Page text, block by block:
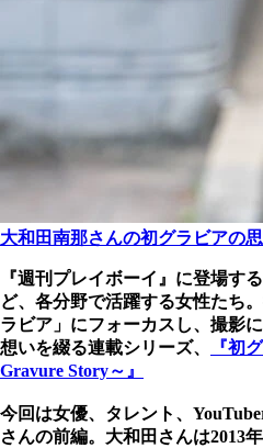
大和田南那さんの初グラビアの
『週刊プレイボーイ』に登場す
ど、各分野で活躍する女性たち
ラビア」にフォーカスし、撮影
想いを綴る連載シリーズ、
『初
Gravure Story～』
今回は女優、タレント、
さんの前編。大和田さんは2013年